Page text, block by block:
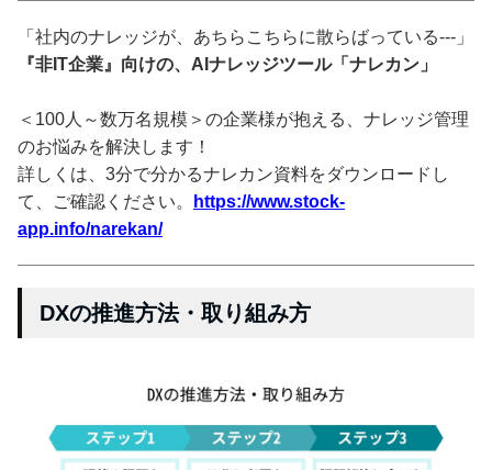
「社内のナレッジが、あちらこちらに散らばっている---」
『非IT企業』向けの、AIナレッジツール「ナレカン」
＜100人～数万名規模＞の企業様が抱える、ナレッジ管理
のお悩みを解決します！
詳しくは、3分で分かるナレカン資料をダウンロードし
て、ご確認ください。
https://www.stock-
app.info/narekan/
DXの推進方法・取り組み方